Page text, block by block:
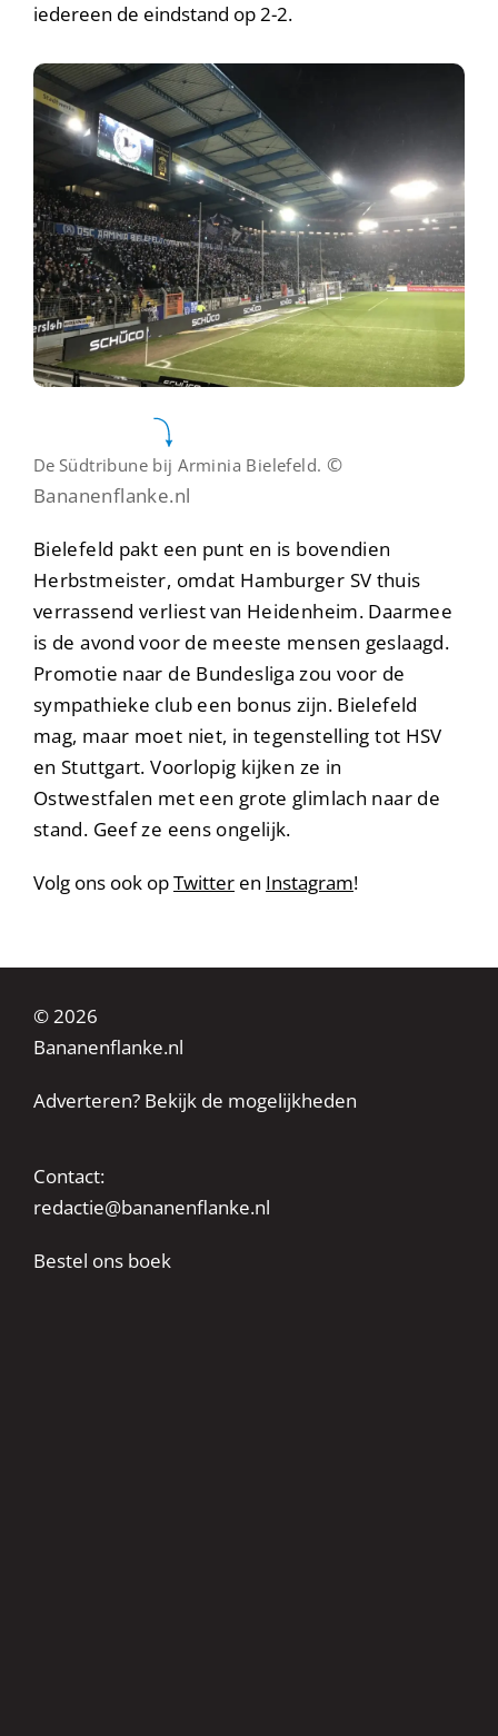
iedereen de eindstand op 2-2.
De Südtribune bij Arminia Bielefeld. ©
Bananenflanke.nl
Bielefeld pakt een punt en is bovendien
Herbstmeister, omdat Hamburger SV thuis
verrassend verliest van Heidenheim. Daarmee
is de avond voor de meeste mensen geslaagd.
Promotie naar de Bundesliga zou voor de
sympathieke club een bonus zijn. Bielefeld
mag, maar moet niet, in tegenstelling tot HSV
en Stuttgart. Voorlopig kijken ze in
Ostwestfalen met een grote glimlach naar de
stand. Geef ze eens ongelijk.
Volg ons ook opTwitter en Instagram!
© 2026
Bananenflanke.nl
Adverteren? Bekijk de mogelijkheden
Contact:
redactie@bananenflanke.nl
Bestel ons boek